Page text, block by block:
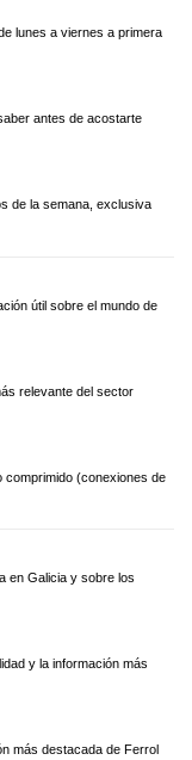
lunes a viernes a primera
antes de acostarte
de la semana, exclusiva
útil sobre el mundo de
relevante del sector
comprimido (conexiones de
en Galicia y sobre los
y la información más
más destacada de Ferrol